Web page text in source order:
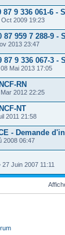
87 9 336 061-6 -
Oct 2009 19:23
87 959 7 288-9 -
2013 23:47
87 9 336 067-3 -
Mai 2013 17:05
RN
2012 22:25
NT
2011 21:58
- Demande
2008 06:47
27 Juin 2007 11:11